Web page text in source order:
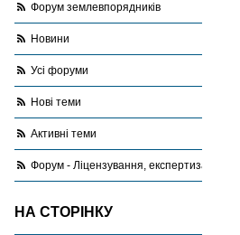
Форум землевпорядників
Новини
Усі форуми
Нові теми
Активні теми
Форум - Ліцензування, експертиза,
НА СТОРІНКУ